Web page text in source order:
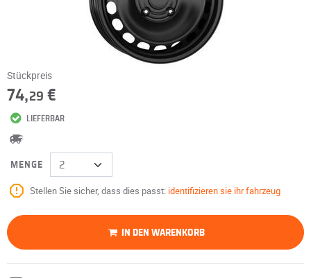
Stückpreis
74,29 €
LIEFERBAR
MENGE
Stellen Sie sicher, dass dies passt: identifizieren sie ihr fahrzeug
IN DEN WARENKORB